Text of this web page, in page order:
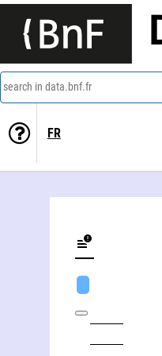
search in data.bnf.fr
FR